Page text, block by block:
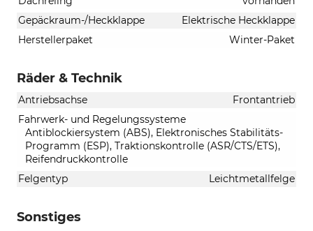
Gepäckraum-/Heckklappe
Elektrische Heckklappe
Herstellerpaket
Winter-Paket
Räder & Technik
Antriebsachse
Frontantrieb
Fahrwerk- und Regelungssysteme
Antiblockiersystem (ABS), Elektronisches Stabilitäts-
Programm (ESP), Traktionskontrolle (ASR/CTS/ETS),
Reifendruckkontrolle
Felgentyp
Leichtmetallfelge
Sonstiges